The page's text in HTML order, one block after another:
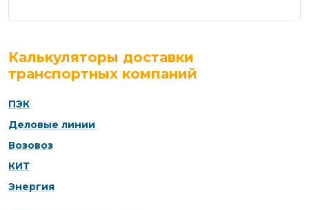
Калькуляторы доставки
транспортных компаний
ПЭК
Деловые линии
Возовоз
КИТ
Энергия